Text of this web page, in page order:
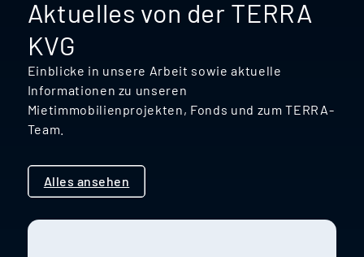
Aktuelles von der TERRA
KVG
Einblicke in unsere Arbeit sowie aktuelle
Informationen zu unseren
Mietimmobilienprojekten, Fonds und zum TERRA-
Team.
Alles ansehen